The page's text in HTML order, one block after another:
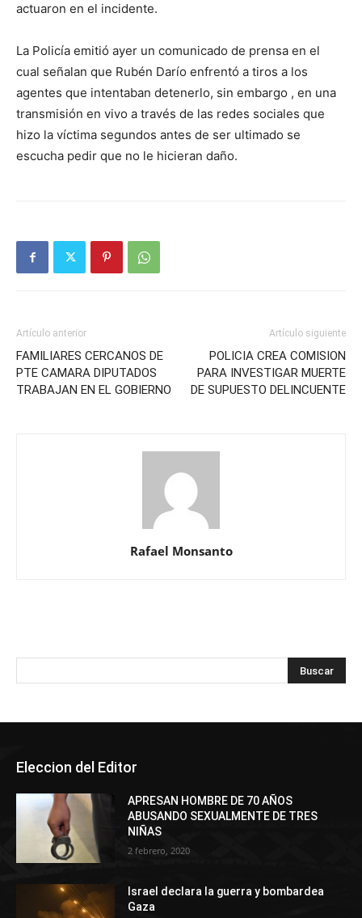
actuaron en el incidente.
La Policía emitió ayer un comunicado de prensa en el
cual señalan que Rubén Darío enfrentó a tiros a los
agentes que intentaban detenerlo, sin embargo , en una
transmisión en vivo a través de las redes sociales que
hizo la víctima segundos antes de ser ultimado se
escucha pedir que no le hicieran daño.
Artículo anterior
FAMILIARES CERCANOS DE
PTE CAMARA DIPUTADOS
TRABAJAN EN EL GOBIERNO
Artículo siguiente
POLICIA CREA COMISION
PARA INVESTIGAR MUERTE
DE SUPUESTO DELINCUENTE
Rafael Monsanto
Eleccion del Editor
APRESAN HOMBRE DE 70 AÑOS
ABUSANDO SEXUALMENTE DE TRES
NIÑAS
2 febrero, 2020
Israel declara la guerra y bombardea
Gaza